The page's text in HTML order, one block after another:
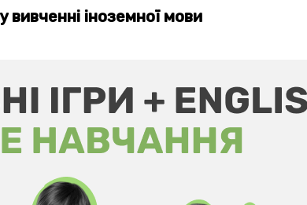
вивченні іноземної мови